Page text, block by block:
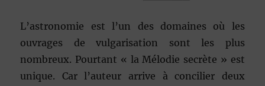
L’astronomie est l’un des domaines où les
ouvrages de vulgarisation sont les plus
nombreux. Pourtant « la Mélodie secrète » est
unique. Car l’auteur arrive à concilier deux